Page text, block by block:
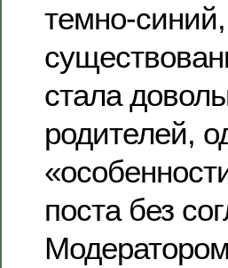
темно-
стала
родителей,
поста без